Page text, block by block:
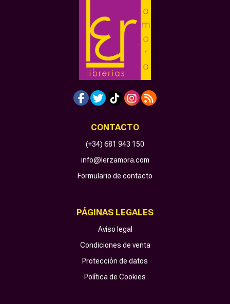
CONTACTO
(+34) 681 943 150
info@lerzamora.com
Formulario de contacto
PÁGINAS LEGALES
Aviso legal
Condiciones de venta
Protección de datos
Política de Cookies